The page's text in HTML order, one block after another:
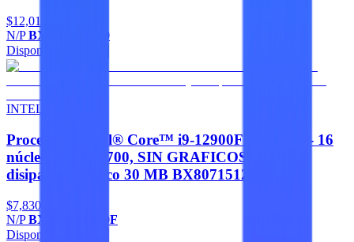
$12,010
N/PBX8071514900
Disponible
INTEL
Procesador Intel® Core™ i9-12900F 2.40 Ghz - 16
núcleos, LGA 1700, SIN GRAFICOS. Incluye
disipador térmico 30 MB BX8071512900F
$7,830
N/PBX8071512900F
Disponible